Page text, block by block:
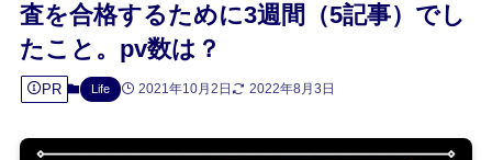
査を合格するために3週間（5記事）でし
たこと。pv数は？
PR Life 2021年10月2日 2022年8月3日